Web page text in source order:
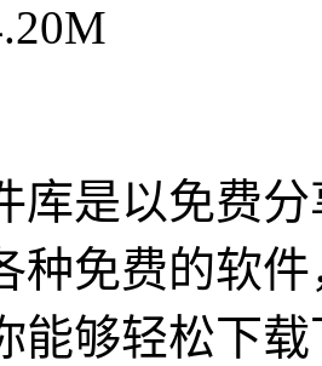
库是以免费
种免费的软
能够轻松下